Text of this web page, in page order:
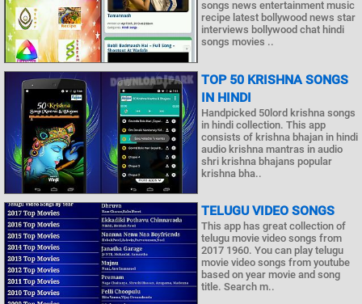
songs news entertainment music
recipe latest bollywood news star
interviews bollywood chat hindi
songs movies ..
TOP 50 KRISHNA SONGS
IN HINDI
Handpicked 50lord krishna songs
in hindi collection. This app
consists of krishna bhajan in hindi
audio krishna mantras in audio
shri krishna bhajans popular
krishna bha..
TELUGU VIDEO SONGS
This app has great collection of
telugu movie video songs from
2017 1960. You can play telugu
movie video songs from youtube
based on year movie and song
title. Search m..